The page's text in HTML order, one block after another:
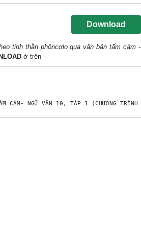
Download
tinh thần phôncơlo qua văn bản tấm cám -
ở trên